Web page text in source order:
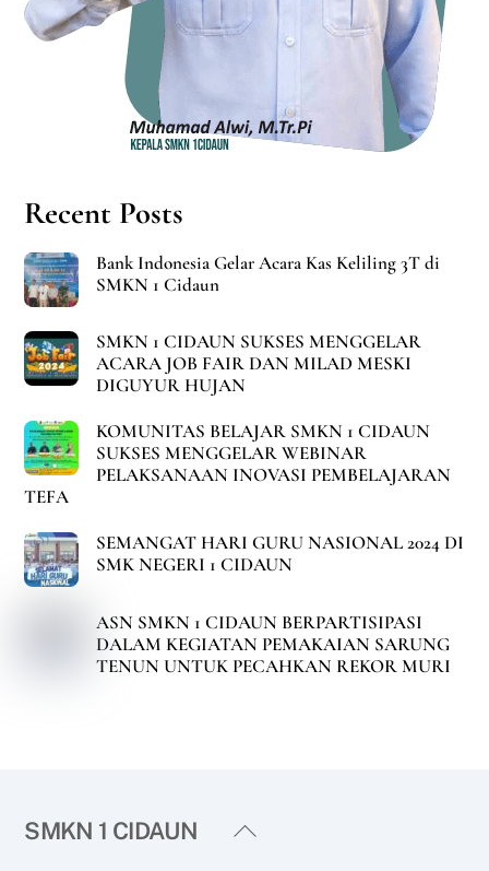
Recent Posts
Bank Indonesia Gelar Acara Kas Keliling 3T di
SMKN 1 Cidaun
SMKN 1 CIDAUN SUKSES MENGGELAR
ACARA JOB FAIR DAN MILAD MESKI
DIGUYUR HUJAN
KOMUNITAS BELAJAR SMKN 1 CIDAUN
SUKSES MENGGELAR WEBINAR
PELAKSANAAN INOVASI PEMBELAJARAN
TEFA
SEMANGAT HARI GURU NASIONAL 2024 DI
SMK NEGERI 1 CIDAUN
ASN SMKN 1 CIDAUN BERPARTISIPASI
DALAM KEGIATAN PEMAKAIAN SARUNG
TENUN UNTUK PECAHKAN REKOR MURI
Back
SMKN 1 CIDAUN